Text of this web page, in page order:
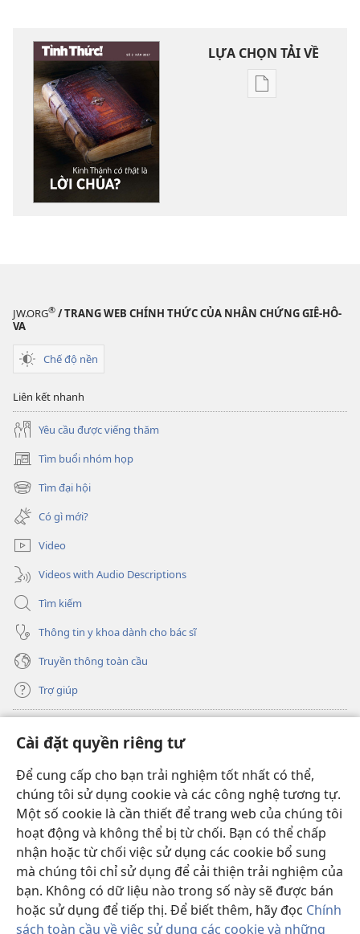
Cài đặt quyền riêng tư
Để cung cấp cho bạn trải nghiệm tốt nhất có thể,
chúng tôi sử dụng cookie và các công nghệ tương tự.
Một số cookie là cần thiết để trang web của chúng tôi
hoạt động và không thể bị từ chối. Bạn có thể chấp
nhận hoặc từ chối việc sử dụng các cookie bổ sung
mà chúng tôi chỉ sử dụng để cải thiện trải nghiệm của
bạn. Không có dữ liệu nào trong số này sẽ được bán
hoặc sử dụng để tiếp thị. Để biết thêm, hãy đọc Chính
sách toàn cầu về việc sử dụng các cookie và những
LỰA CHỌN TẢI VỀ
Tùy
Kinh
JW.ORG® / TRANG WEB CHÍNH THỨC CỦA NHÂN CHỨNG GIÊ-HÔ-
VA
Chế độ nền
Liên kết nhanh
Yêu cầu được viếng thăm
Tìm buổi nhóm họp
(mở
cửa
sổ
mới)
Tìm đại hội
(mở
cửa
sổ
mới)
Có gì mới?
Video
Videos with Audio Descriptions
Tìm kiếm
Thông tin y khoa dành cho bác sĩ
Truyền thông toàn cầu
Trợ giúp
(mở
cửa
sổ
mới)
THƯ VIỆN TRỰC TUYẾN Tháp Canh
(mở
cửa
sổ
mới)
JW Hub ®
(mở
cửa
sổ
mới)
JW Library
Thư viện Tháp Canh